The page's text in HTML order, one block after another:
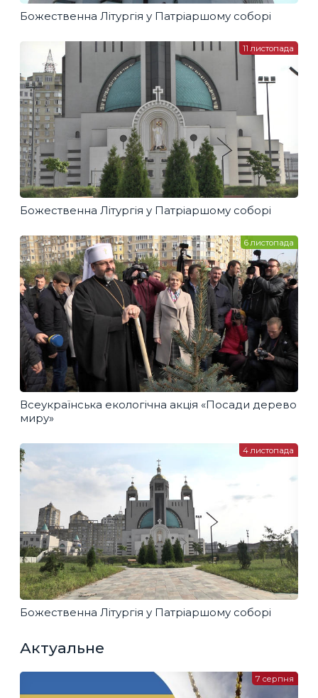
Божественна Літургія у Патріаршому соборі
Божественна Літургія у Патріаршому соборі
11 листопада
Всеукраїнська екологічна акція «Посади дерево
миру»
6 листопада
Божественна Літургія у Патріаршому соборі
4 листопада
Актуальне
7 серпня